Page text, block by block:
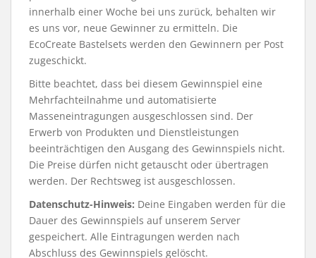
innerhalb einer Woche bei uns zurück, behalten wir
es uns vor, neue Gewinner zu ermitteln. Die
EcoCreate Bastelsets werden den Gewinnern per Post
zugeschickt.
Bitte beachtet, dass bei diesem Gewinnspiel eine
Mehrfachteilnahme und automatisierte
Masseneintragungen ausgeschlossen sind. Der
Erwerb von Produkten und Dienstleistungen
beeinträchtigen den Ausgang des Gewinnspiels nicht.
Die Preise dürfen nicht getauscht oder übertragen
werden. Der Rechtsweg ist ausgeschlossen.
Datenschutz-Hinweis: Deine Eingaben werden für die
Dauer des Gewinnspiels auf unserem Server
gespeichert. Alle Eintragungen werden nach
Abschluss des Gewinnspiels gelöscht.